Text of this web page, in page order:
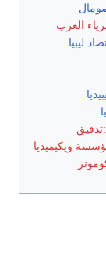
العرب
ليبيا
ويكيميديا